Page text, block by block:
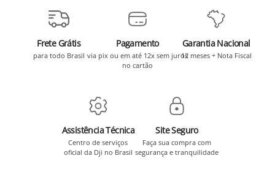
Frete Grátis
para todo Brasil
Pagamento
via pix ou em até 12x sem juros
no cartão
Garantia Nacional
12 meses + Nota Fiscal
Assistência Técnica
Centro de serviços
oficial da Dji no Brasil
Site Seguro
Faça sua compra com
segurança e tranquilidade